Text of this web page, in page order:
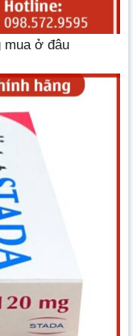
mua ở đâu